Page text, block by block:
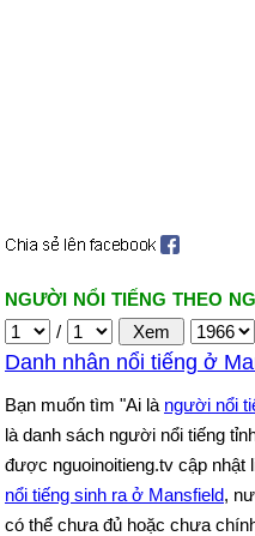
NGƯỜI NỔI TIẾNG THEO
/
Danh nhân nổi tiếng ở
Bạn muốn tìm "Ai là người nổi
là danh sách người nổi tiếng
được nguoinoitieng.tv cập nhật
nổi tiếng sinh ra ở Mansfield,
có thể chưa đủ hoặc chưa